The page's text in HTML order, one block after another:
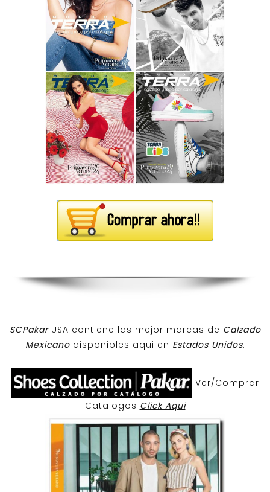
SCPakar USA contiene las mejor marcas de Calzado
Mexicanodisponibles aqui en Estados Unidos.
Ver/Comprar
Catalogos Click Aqui